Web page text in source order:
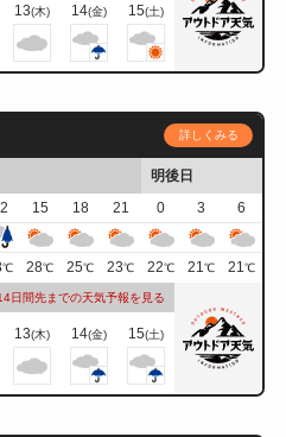
13(木) 14(金) 15(土)
詳しくみる
明後日
15 18 21 0 3
6
℃ 28℃ 25℃ 23℃ 22℃ 21℃ 21℃
日間先までの天気予報を見る
13(木) 14(金) 15(土)